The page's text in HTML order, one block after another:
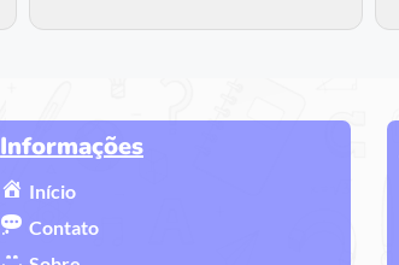
Informações
Início
Contato